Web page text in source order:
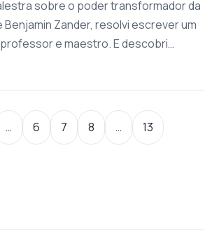
sobre o poder transformador da
Benjamin Zander, resolvi escrever um
e maestro. E descobri…
conteúdos
… 6 7 8 … 13